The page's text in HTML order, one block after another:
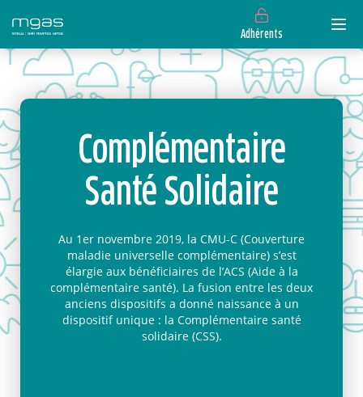
Adhérents
Complémentaire
Santé Solidaire
Au 1er novembre 2019, la CMU-C (Couverture
maladie universelle complémentaire) s’est
élargie aux bénéficiaires de l’ACS (Aide à la
complémentaire santé). La fusion entre les deux
anciens dispositifs a donné naissance à un
dispositif unique : la Complémentaire santé
solidaire (CSS).